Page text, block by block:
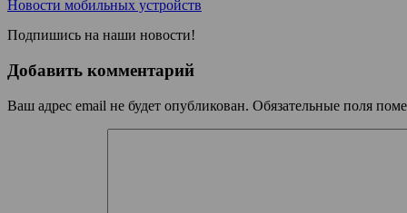
Новости мобильных устройств
Подпишись на наши новости!
Добавить комментарий
Ваш адрес email не будет опубликован. Обязательные поля